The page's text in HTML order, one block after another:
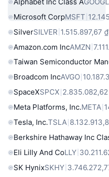
Microsoft CorpMSFT
SilverSILVER 1.515.897,67 ₫
Amazon.com IncAMZN
Taiwan Semiconductor
Broadcom IncAVGO
SpaceXSPCX
Meta Platforms, Inc.META
Tesla, Inc.TSLA
Berkshire Hathaway Inc
Eli Lilly And CoLLY
SK HynixSKHY